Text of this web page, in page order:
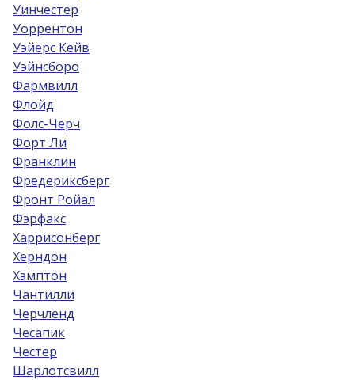
Уинчестер
Уоррентон
Уэйерс Кейв
Уэйнсборо
Фармвилл
Флойд
Фолс-Черч
Форт Ли
Франклин
Фредериксберг
Фронт Ройал
Фэрфакс
Харрисонберг
Херндон
Хэмптон
Чантилли
Черчленд
Чесапик
Честер
Шарлотсвилл